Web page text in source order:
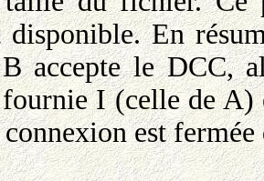
disponible. En
accepte le DCC,
I (celle de
est